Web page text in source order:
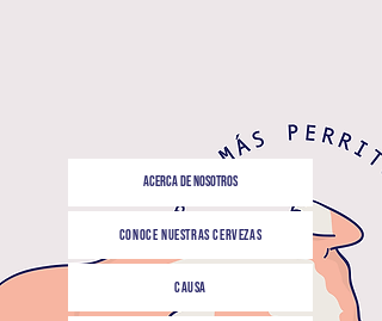
Acerca de nosotros
Conoce nuestras cervezas
Causa